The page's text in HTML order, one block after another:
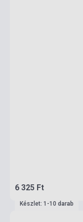
6 325 Ft
Készlet: 1-10 darab